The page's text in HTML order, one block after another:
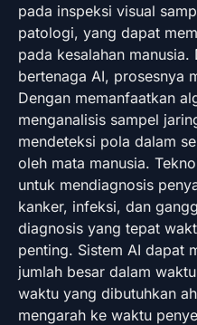
pada inspeksi visual
patologi, yang dapat
pada kesalahan
bertenaga AI, prosesnya
Dengan memanfaatkan
menganalisis sampel
mendeteksi pola dalam
oleh mata manusia.
untuk mendiagnosis
kanker, infeksi, dan
diagnosis yang tepat
penting. Sistem AI dapat
jumlah besar dalam
waktu yang dibutuhkan
mengarah ke waktu